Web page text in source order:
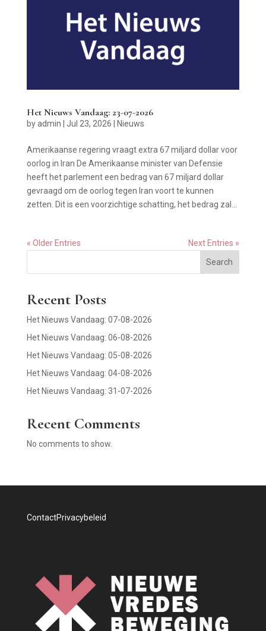
Het Nieuws Vandaag: 23-07-2026
byadmin Jul 23, 2026 Nieuws
Amerikaanse regering vraagt extra 67 miljard dollar voor
oorlog in Iran De Amerikaanse minister van Defensie
heeft het parlement een bedrag van 67 miljard dollar
gevraagd om de oorlog tegen Iran voort te kunnen
zetten. Dit is een voorzichtige schatting, het bedrag zal...
« Older Entries
Next Entries »
Search
Recent Posts
Het Nieuws Vandaag: 07-08-2026
Het Nieuws Vandaag: 06-08-2026
Het Nieuws Vandaag: 05-08-2026
Het Nieuws Vandaag: 04-08-2026
Het Nieuws Vandaag: 31-07-2026
Recent Comments
No comments to show.
ContactPrivacybeleid